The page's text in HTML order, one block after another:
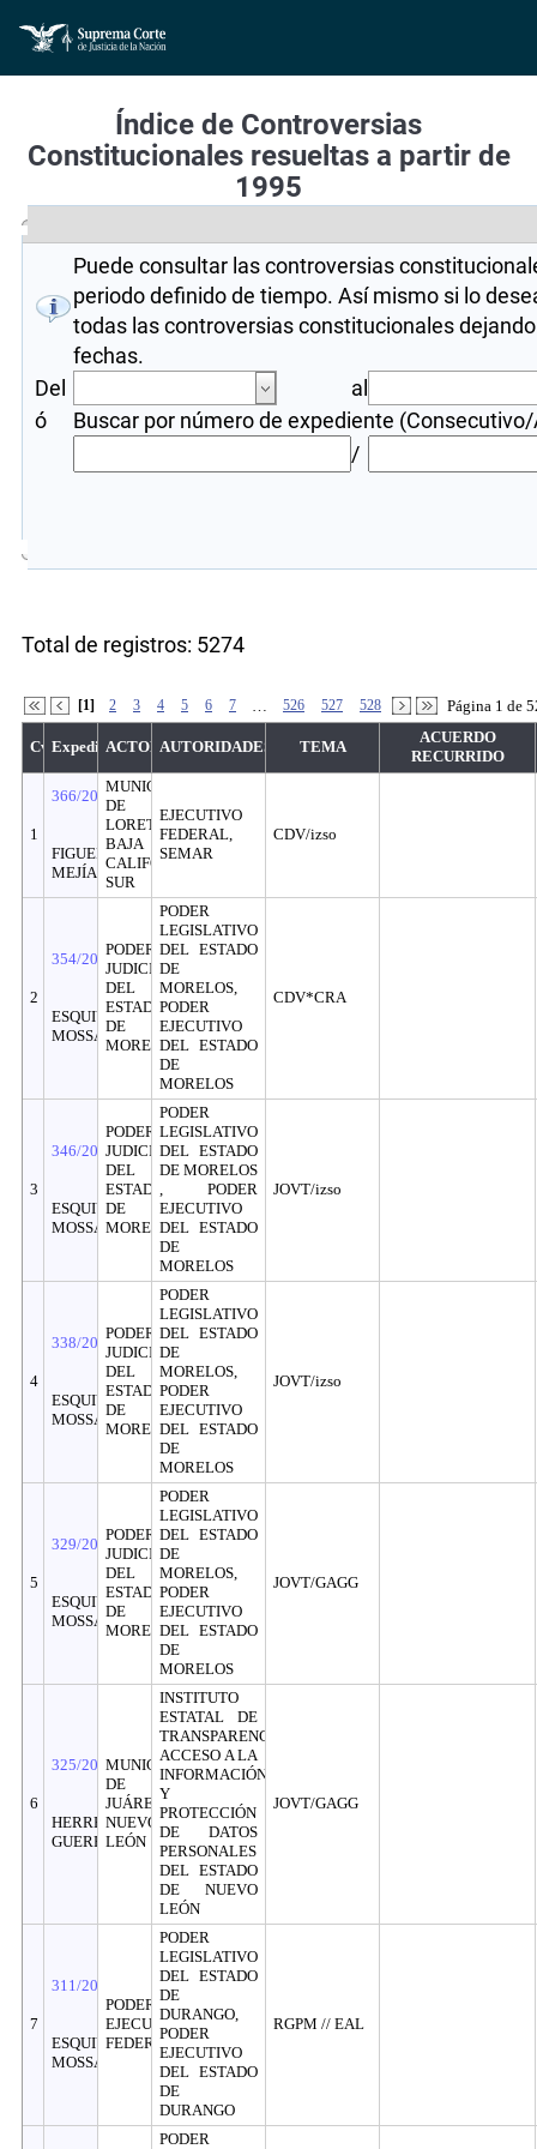
Índice de Controversias
Constitucionales resueltas a partir de
1995
Puede consultar las controversias
periodo definido de tiempo. Así mismo si lo
todas las controversias constitucionales
fechas.
Del
al
ó
Buscar por número de expediente
/
Total de registros: 5274
[1] 2 3 4 5 6 7 … 526 527 528 Página 1 de
CvoExpedienteACTORAUTORIDADES TEMA
ACUERDO
RECURRIDO
1
366/2026
FIGUEROA
MEJÍA
MUNICIPIO
DE
LORETO,
BAJA
CALIFORNIA
SUR
EJECUTIVO
FEDERAL,
SEMAR
CDV/izso
2
354/2026
ESQUIVEL
MOSSA
PODER
JUDICIAL
DEL
ESTADO
DE
MORELOS
PODER
LEGISLATIVO
DEL ESTADO
DE
MORELOS,
PODER
EJECUTIVO
DEL ESTADO
DE
MORELOS
CDV*CRA
3
346/2026
ESQUIVEL
MOSSA
PODER
JUDICIAL
DEL
ESTADO
DE
MORELOS
PODER
LEGISLATIVO
DEL ESTADO
DE MORELOS
, PODER
EJECUTIVO
DEL ESTADO
DE
MORELOS
JOVT/izso
4
338/2026
ESQUIVEL
MOSSA
PODER
JUDICIAL
DEL
ESTADO
DE
MORELOS
PODER
LEGISLATIVO
DEL ESTADO
DE
MORELOS,
PODER
EJECUTIVO
DEL ESTADO
DE
MORELOS
JOVT/izso
5
329/2026
ESQUIVEL
MOSSA
PODER
JUDICIAL
DEL
ESTADO
DE
MORELOS
PODER
LEGISLATIVO
DEL ESTADO
DE
MORELOS,
PODER
EJECUTIVO
DEL ESTADO
DE
MORELOS
JOVT/GAGG
6
325/2026
HERRERÍAS
GUERRA
MUNICIPIO
DE
JUÁREZ,
NUEVO
LEÓN
INSTITUTO
ESTATAL DE
TRANSPARENCIA
ACCESO A LA
INFORMACIÓN
Y
PROTECCIÓN
DE DATOS
PERSONALES
DEL ESTADO
DE NUEVO
LEÓN
JOVT/GAGG
7
311/2026
ESQUIVEL
MOSSA
PODER
EJECUTIVO
FEDERAL
PODER
LEGISLATIVO
DEL ESTADO
DE
DURANGO,
PODER
EJECUTIVO
DEL ESTADO
DE
DURANGO
RGPM // EAL
PODER